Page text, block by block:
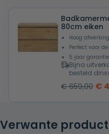
€
80cm eiken
Hoog
Perfect voor
5 jaar garantie
Bijna
besteld
€659,00
€
€
Verwante